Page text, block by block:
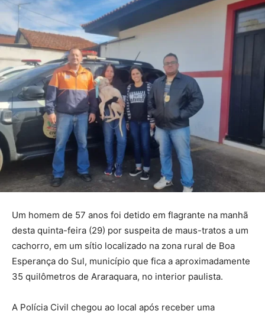
Um homem de 57 anos foi detido em flagrante na manhã
desta quinta-feira (29) por suspeita de maus-tratos a um
cachorro, em um sítio localizado na zona rural de Boa
Esperança do Sul, município que fica a aproximadamente
35 quilômetros de Araraquara, no interior paulista.
A Polícia Civil chegou ao local após receber uma